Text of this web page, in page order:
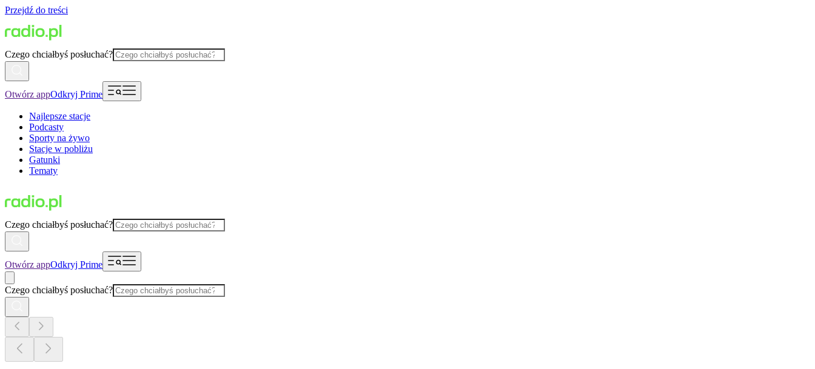
Przejdź do treści
Czego chciałbyś posłuchać?
Otwórz appOdkryj Prime
Najlepsze stacje
Podcasty
Sporty na żywo
Stacje w pobliżu
Gatunki
Tematy
Czego chciałbyś posłuchać?
Otwórz appOdkryj Prime
Czego chciałbyś posłuchać?